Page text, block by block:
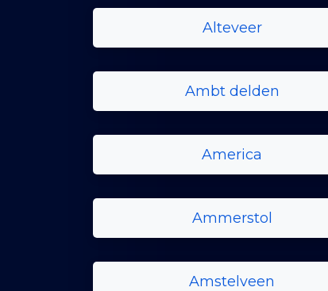
Alteveer
Ambt delden
America
Ammerstol
Amstelveen